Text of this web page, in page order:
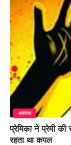
अपराध
प्रेमिका ने प्रेमी
रहता था कपल